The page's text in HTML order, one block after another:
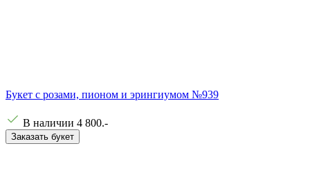
Букет с розами, пионом и эрингиумом №939
В наличии 4 800.-
Заказать букет